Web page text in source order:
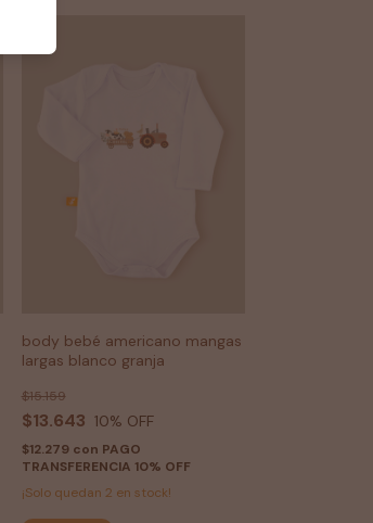
body bebé americano mangas
largas blanco granja
$13.643
$15.159
10% OFF
$12.279 con PAGO
TRANSFERENCIA 10% OFF
¡Solo quedan 2 en stock!